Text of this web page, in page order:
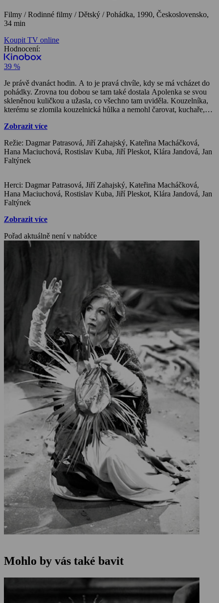
Filmy / Rodinné filmy / Dětský / Pohádka, 1990, Československo,
34 min
Koupit TV online
Hodnocení:
39 %
Je právě dvanáct hodin. A to je pravá chvíle, kdy se má vcházet do
pohádky. Zrovna tou dobou se tam také dostala Apolenka se svou
skleněnou kuličkou a užasla, co všechno tam uviděla. Kouzelníka,
kterému se zlomila kouzelnická hůlka a nemohl čarovat, kuchaře,
záludnou vílu Hromnici, která tu pěkně řádila. Ale hlavně poznala
Zobrazit více
Režie: Dagmar Patrasová, Jiří Zahajský, Kateřina Macháčková,
Hana Maciuchová, Rostislav Kuba, Jiří Pleskot, Klára Jandová, Jan
Faltýnek
Herci: Dagmar Patrasová, Jiří Zahajský, Kateřina Macháčková,
Hana Maciuchová, Rostislav Kuba, Jiří Pleskot, Klára Jandová, Jan
Faltýnek
Zobrazit více
Pořad aktuálně není v nabídce
Mohlo by vás také bavit